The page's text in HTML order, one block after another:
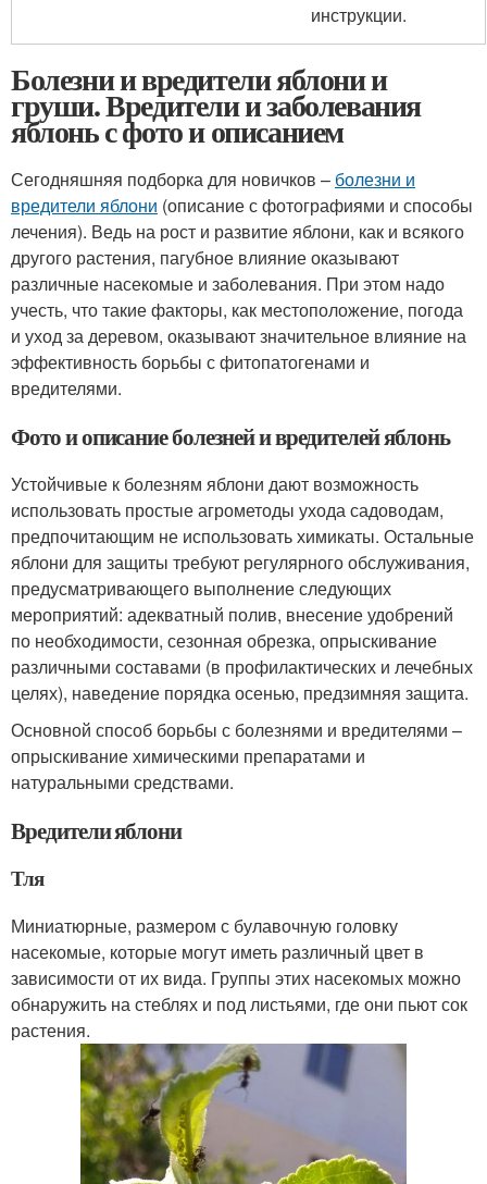
инструкции.
Болезни и вредители яблони и
груши. Вредители и заболевания
яблонь с фото и описанием
Сегодняшняя подборка для новичков – болезни и
вредители яблони (описание с фотографиями и способы
лечения). Ведь на рост и развитие яблони, как и всякого
другого растения, пагубное влияние оказывают
различные насекомые и заболевания. При этом надо
учесть, что такие факторы, как местоположение, погода
и уход за деревом, оказывают значительное влияние на
эффективность борьбы с фитопатогенами и
вредителями.
Фото и описание болезней и вредителей яблонь
Устойчивые к болезням яблони дают возможность
использовать простые агрометоды ухода садоводам,
предпочитающим не использовать химикаты. Остальные
яблони для защиты требуют регулярного обслуживания,
предусматривающего выполнение следующих
мероприятий: адекватный полив, внесение удобрений
по необходимости, сезонная обрезка, опрыскивание
различными составами (в профилактических и лечебных
целях), наведение порядка осенью, предзимняя защита.
Основной способ борьбы с болезнями и вредителями –
опрыскивание химическими препаратами и
натуральными средствами.
Вредители яблони
Тля
Миниатюрные, размером с булавочную головку
насекомые, которые могут иметь различный цвет в
зависимости от их вида. Группы этих насекомых можно
обнаружить на стеблях и под листьями, где они пьют сок
растения.